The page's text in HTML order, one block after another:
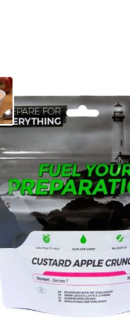
survie –